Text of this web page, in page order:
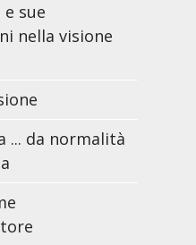
sue
nella visione
... da normalità